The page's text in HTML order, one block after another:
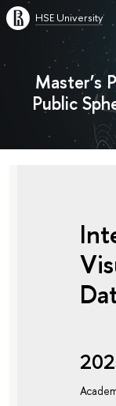
HSE University
Master’s
Public